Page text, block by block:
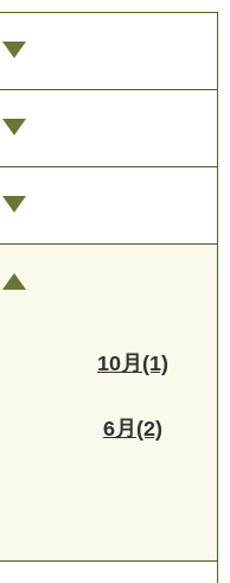
10月(1)
6月(2)